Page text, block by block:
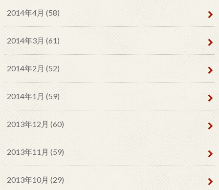
2014年4月 (58)
2014年3月 (61)
2014年2月 (52)
2014年1月 (59)
2013年12月 (60)
2013年11月 (59)
2013年10月 (29)